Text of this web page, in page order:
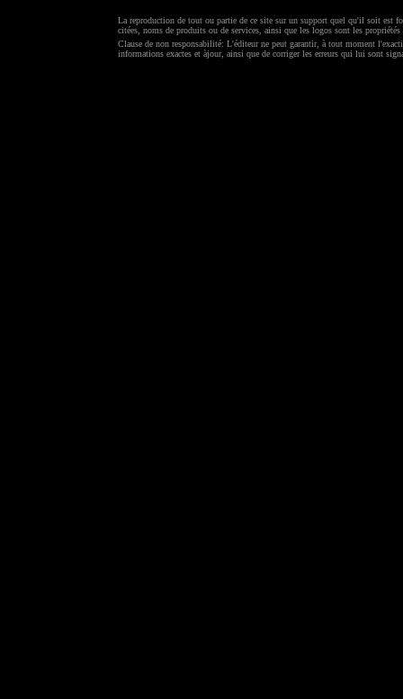
La reproduction de tout ou partie de ce site sur un support quel qu'il soit est
citées, noms de produits ou de services, ainsi que les logos sont les propriétés
Clause de non responsabilité: L'éditeur ne peut garantir, à tout moment
informations exactes et àjour, ainsi que de corriger les erreurs qui lui sont